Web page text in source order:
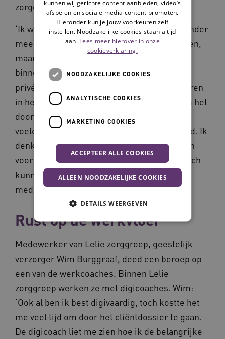
zorgorganisatie Laurens:
‘Ik werkte als verzorgende IG en coach nu onder
meer huiskamerbegeleiders die er al werken,
maar ook mensen die via zij-instroom
binnenkomen. Soms gaat het om een
privégesprek, soms voelt iemand zich verloren
in het werk, en een andere keer gaat het om het
doorsturen naar het juiste loket. Hierdoor
voelen medewerkers zich gezien en gehoord. Ik
denk echt dat we collega’s kunnen behouden
voor de zorg door de tijd die we als werkcoach
kunnen maken om te luisteren naar
medewerkers.’
Rust op de werkvloer
Medewerker van Lelie zorggroep, geestelijk
verzorger Wim Burggraaf, deed een beroep op
een van de werkcoaches. Binnen Lelie
zorggroep werken ze met digicoaches. Wim:
‘Ook al ben ik best digivaardig, toch kostte het
me veel tijd om door het cliëntdossier te gaan.
De digicoach liet me zien hoe ik de belangrijke
kunnen wij gerichte content aanbieden, video’s
afspelen en sociale media content promoten.
Hieronder kun je jouw voorkeuren zelf
instellen. Noodzakelijke cookies staan altijd
aan. Lees meer hierover in onze
cookieverklaring.
NOODZAKELIJKE COOKIES
ANALYTISCHE COOKIES
MARKETING COOKIES
ACCEPTEER ALLE COOKIES
ALLEEN NOODZAKELIJKE COOKIES
DETAILS WEERGEVEN
Noodzakelijke cookies
Analytische cookies
Marketing cookies
Deze functionele en technische cookies zorgen
worden altijd geplaatst en maken geen inbreuk
op uw privacy.
Naam
Provider Domein
__Secure-ROLLOUT_TOKEN
.youtube.com